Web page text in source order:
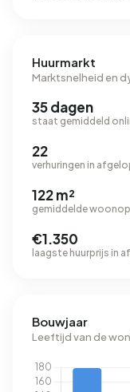
Huurmarkt
Marktsnelheid en
35 dagen
staat gemiddeld
22
verhuringen in
122 m²
gemiddelde
€1.350
laagste huurprijs in
Bouwjaar
Leeftijd van de